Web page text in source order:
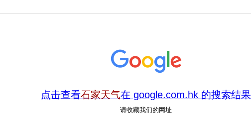
点击查看石家天气在 google.com.hk 的搜索结果
请收藏我们的网址